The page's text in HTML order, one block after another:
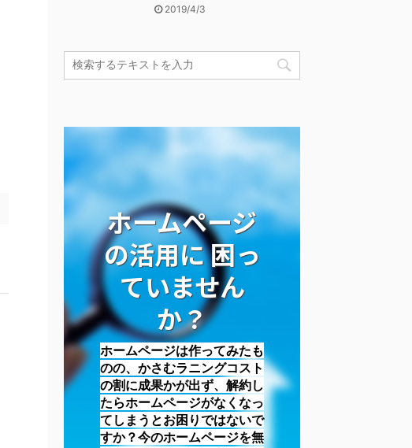
2019/4/3
ホームページ
の活用に 困っ
ていません
か？
ホームページは作ってみたも
のの、かさむラニングコスト
の割に成果かが出ず、解約し
たらホームページがなくなっ
てしまうとお困りではないで
すか？今のホームページを無